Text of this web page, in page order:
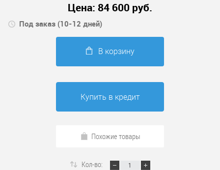
Цена: 84 600 руб.
Под заказ (10-12 дней)
В корзину
Купить в кредит
Похожие товары
Кол-во: